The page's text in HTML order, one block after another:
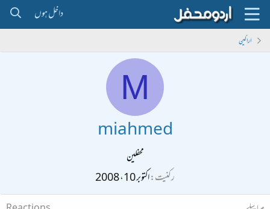
داخل ہوں
اراکین
M
miahmed
محفلین
رکنیت اکتوبر 10، 2008